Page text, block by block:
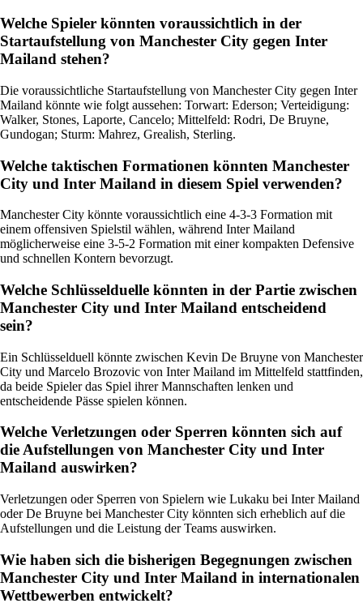
Welche Spieler könnten voraussichtlich in der
Startaufstellung von Manchester City gegen Inter
Mailand stehen?
Die voraussichtliche Startaufstellung von Manchester City gegen Inter
Mailand könnte wie folgt aussehen: Torwart: Ederson; Verteidigung:
Walker, Stones, Laporte, Cancelo; Mittelfeld: Rodri, De Bruyne,
Gundogan; Sturm: Mahrez, Grealish, Sterling.
Welche taktischen Formationen könnten Manchester
City und Inter Mailand in diesem Spiel verwenden?
Manchester City könnte voraussichtlich eine 4-3-3 Formation mit
einem offensiven Spielstil wählen, während Inter Mailand
möglicherweise eine 3-5-2 Formation mit einer kompakten Defensive
und schnellen Kontern bevorzugt.
Welche Schlüsselduelle könnten in der Partie zwischen
Manchester City und Inter Mailand entscheidend
sein?
Ein Schlüsselduell könnte zwischen Kevin De Bruyne von Manchester
City und Marcelo Brozovic von Inter Mailand im Mittelfeld stattfinden,
da beide Spieler das Spiel ihrer Mannschaften lenken und
entscheidende Pässe spielen können.
Welche Verletzungen oder Sperren könnten sich auf
die Aufstellungen von Manchester City und Inter
Mailand auswirken?
Verletzungen oder Sperren von Spielern wie Lukaku bei Inter Mailand
oder De Bruyne bei Manchester City könnten sich erheblich auf die
Aufstellungen und die Leistung der Teams auswirken.
Wie haben sich die bisherigen Begegnungen zwischen
Manchester City und Inter Mailand in internationalen
Wettbewerben entwickelt?